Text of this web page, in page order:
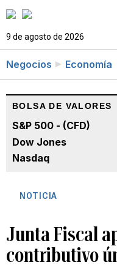
9 de agosto de 2026
Negocios Economía
BOLSA DE VALORES
S&P 500 - (CFD)
Dow Jones
Nasdaq
NOTICIA
Junta Fiscal
contributivo